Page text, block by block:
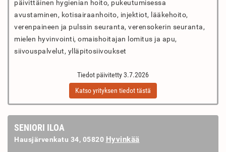
päivittäinen hygienian hoito, pukeutumisessa
avustaminen, kotisairaanhoito, injektiot, lääkehoito,
verenpaineen ja pulssin seuranta, verensokerin seuranta,
mielen hyvinvointi, omaishoitajan lomitus ja apu,
siivouspalvelut, ylläpitosiivoukset
Tiedot päivitetty 3.7.2026
Katso yrityksen tiedot tästä
SENIORI ILOA
Hausjärvenkatu 34, 05820 Hyvinkää